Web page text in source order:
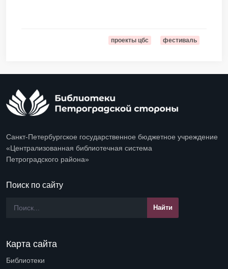
проекты цбс фестиваль
Санкт-Петербургское государственное бюджетное учреждение
«Централизованная библиотечная система
Петроградского района»
Поиск по сайту
Карта сайта
Библиотеки